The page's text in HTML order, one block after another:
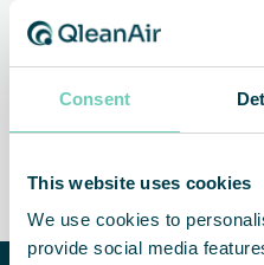
Consent
This website uses cookies
We use cookies to
provide social media